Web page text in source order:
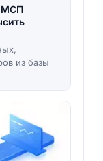
МСП
из базы